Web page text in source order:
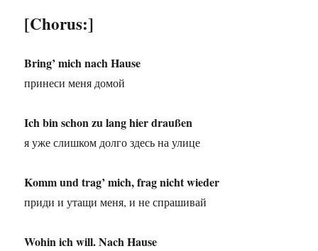
[Chorus:]
Bring’ mich nach Hause
принеси меня домой
Ich bin schon zu lang hier draußen
я уже слишком долго здесь на улице
Komm und trag’ mich, frag nicht wieder
приди и утащи меня, и не спрашивай
Wohin ich will. Nach Hause